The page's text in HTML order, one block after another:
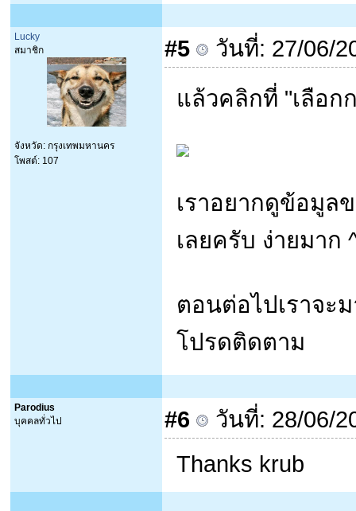
Lucky
สมาชิก
จังหวัด: กรุงเทพมหานคร
โพสต์: 107
#5
วันที่: 27/06/
แล้วคลิกที่ "เลือก
เราอยากดูข้อมูล
เลยครับ ง่ายมาก
ตอนต่อไปเราจะ
โปรดติดตาม
Parodius
บุคคลทั่วไป
#6
วันที่: 28/06/
Thanks krub